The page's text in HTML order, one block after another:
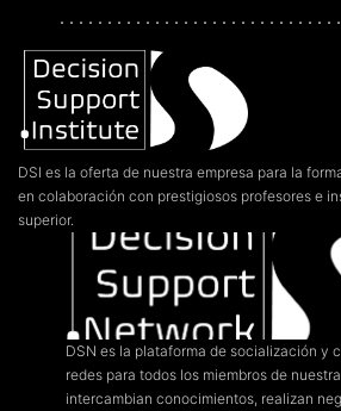
. . . . . . . . . . . . . . . . . . . . . . . . . . . . .
DSI es la oferta de nuestra empresa para la
en colaboración con prestigiosos profesores e
superior.
DSN es la plataforma de socialización y
redes para todos los miembros de
intercambian conocimientos, realizan